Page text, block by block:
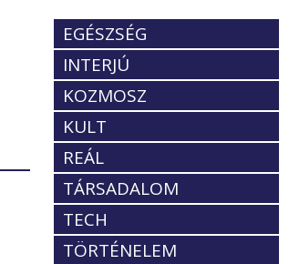
EGÉSZSÉG
INTERJÚ
KOZMOSZ
KULT
REÁL
TÁRSADALOM
TECH
TÖRTÉNELEM